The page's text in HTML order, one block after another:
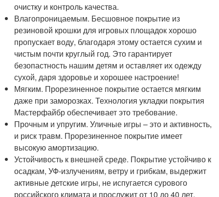
очистку и контроль качества.
Влагопроницаемым. Бесшовное покрытие из
резиновой крошки для игровых площадок хорошо
пропускает воду, благодаря этому остается сухим и
чистым почти круглый год. Это гарантирует
безопастность нашим детям и оставляет их одежду
сухой, даря здоровье и хорошее настроение!
Мягким. Прорезиненное покрытие остается мягким
даже при заморозках. Технология укладки покрытия
Мастерфайбр обеспечивает это требование.
Прочным и упругим. Уличные игры – это и активность,
и риск травм. Прорезиненное покрытие имеет
высокую амортизацию.
Устойчивость к внешней среде. Покрытие устойчиво к
осадкам, УФ-излучениям, ветру и грибкам, выдержит
активные детские игры, не испугается сурового
российского климата и прослужит от 10 до 40 лет.